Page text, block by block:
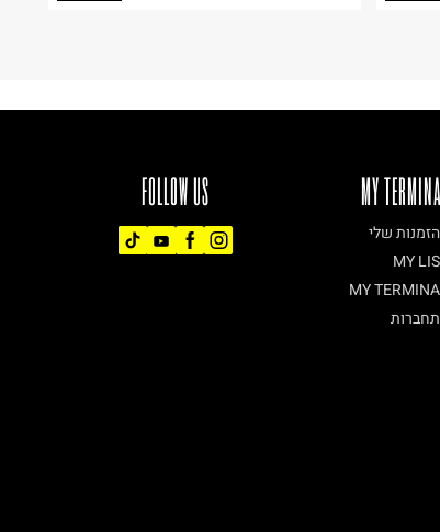
FOLLOW US MY
שלי
MY
MY